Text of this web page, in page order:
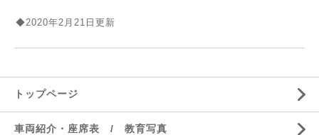
◆2020年2月21日更新
トップページ
車両紹介・座席表 / 教育写真